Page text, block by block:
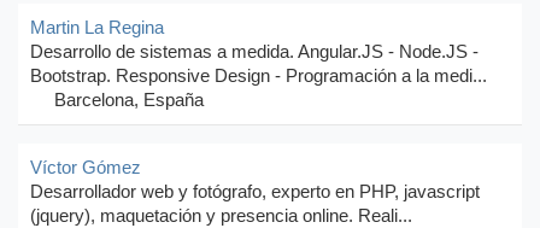
Martin La Regina
Desarrollo de sistemas a medida. Angular.JS - Node.JS -
Bootstrap. Responsive Design - Programación a la medi...
Barcelona, España
Víctor Gómez
Desarrollador web y fotógrafo, experto en PHP, javascript
(jquery), maquetación y presencia online. Reali...